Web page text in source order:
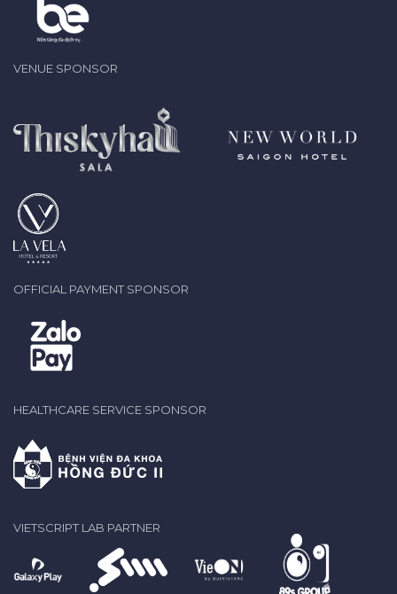
VENUE SPONSOR
OFFICIAL PAYMENT SPONSOR
HEALTHCARE SERVICE SPONSOR
VIETSCRIPT LAB PARTNER